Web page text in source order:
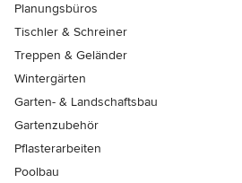
Planungsbüros
Tischler & Schreiner
Treppen & Geländer
Wintergärten
Garten- & Landschaftsbau
Gartenzubehör
Pflasterarbeiten
Poolbau